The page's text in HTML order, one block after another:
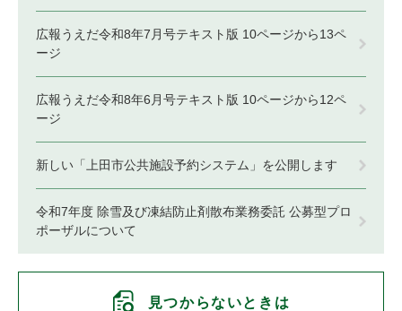
広報うえだ令和8年7月号テキスト版 10ページから13ペ
ージ
広報うえだ令和8年6月号テキスト版 10ページから12ペ
ージ
新しい「上田市公共施設予約システム」を公開します
令和7年度 除雪及び凍結防止剤散布業務委託 公募型プロ
ポーザルについて
見つからないときは